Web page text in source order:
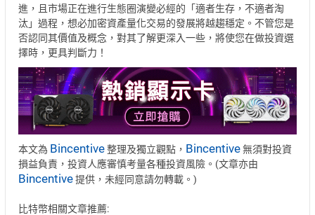
進，且市場正在進行生態圈演變必經的「適者生存，不適者淘
汰」過程，想必加密資產量化交易的發展將越趨穩定。不管您是
否認同其價值及概念，對其了解更深入一些，將使您在做投資選
擇時，更具判斷力！
本文為 Bincentive整理及獨立觀點， Bincentive無須對投資
損益負責，投資人應審慎考量各種投資風險。(文章亦由
Bincentive提供，未經同意請勿轉載。)
比特幣相關文章推薦: